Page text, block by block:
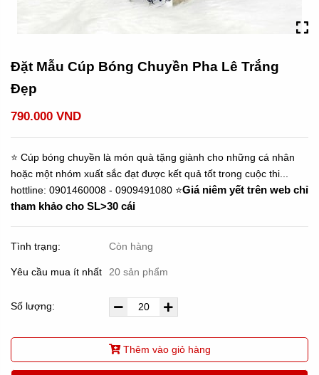
Đặt Mẫu Cúp Bóng Chuyền Pha Lê Trắng
Đẹp
790.000 VND
⭐ Cúp bóng chuyền là món quà tặng giành cho những cá nhân
hoặc một nhóm xuất sắc đạt được kết quả tốt trong cuộc thi...
hottline: 0901460008 - 0909491080 ⭐Giá niêm yết trên web chỉ
tham khảo cho SL>30 cái
Tình trạng: Còn hàng
Yêu cầu mua ít nhất 20 sản phẩm
Số lượng:
Thêm vào giỏ hàng